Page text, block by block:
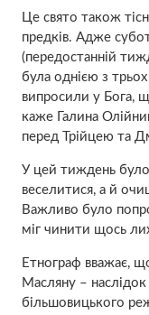
Це свято також
предків. Адже
(передостанній
була однією з трьох
випросили у Бога,
каже Галина
перед Трійцею та
У цей тиждень
веселитися, а й
Важливо було
міг чинити щось
Етнограф вважає,
Масляну – наслідок
більшовицького